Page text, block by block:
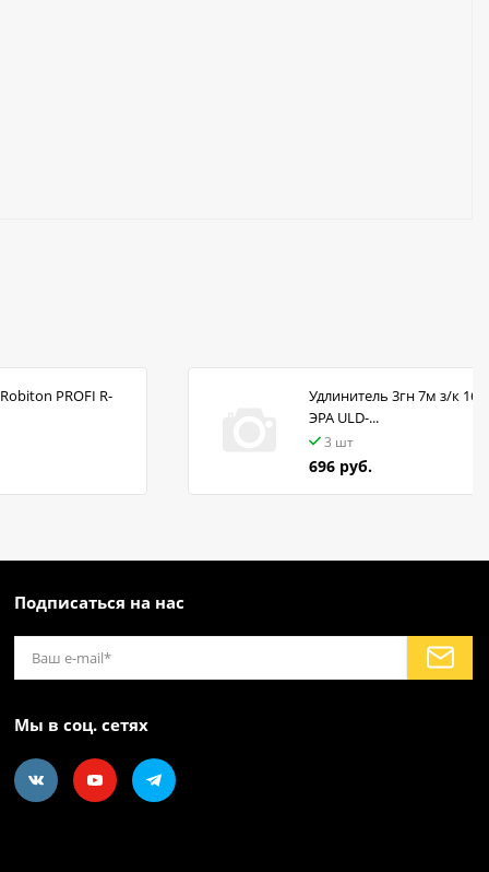
PROFI R-
Удлинитель 3гн 7м з/к 16А
ЭРА ULD-...
3 шт
696 руб.
Подписаться на нас
Мы в соц. сетях